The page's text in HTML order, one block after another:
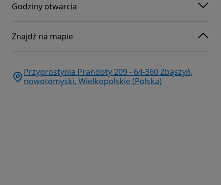
Godziny otwarcia
Znajdź na mapie
Przyprostynia Prandoty 209 - 64-360 Zbąszyń,
nowotomyski, Wielkopolskie (Polska)